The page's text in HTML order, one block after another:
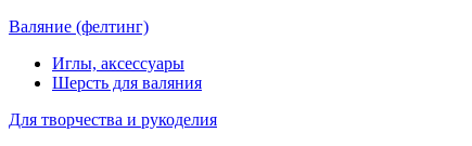
Валяние (фелтинг)
Иглы, аксессуары
Шерсть для валяния
Для творчества и рукоделия